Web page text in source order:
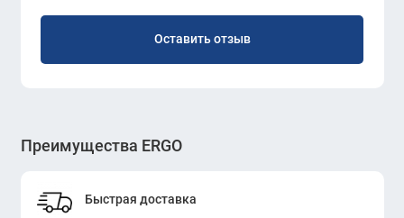
Оставить отзыв
Преимущества ERGO
Быстрая доставка